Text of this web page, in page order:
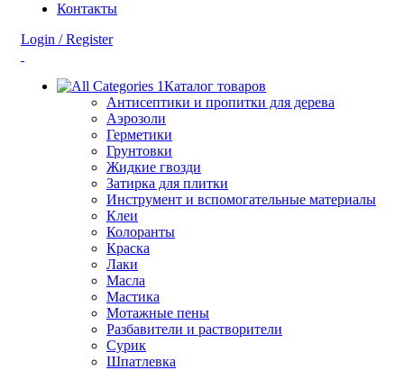
Контакты
Login / Register
Каталог товаров
Антисептики и пропитки для дерева
Аэрозоли
Герметики
Грунтовки
Жидкие гвозди
Затирка для плитки
Инструмент и вспомогательные материалы
Клеи
Колоранты
Краска
Лаки
Масла
Мастика
Мотажные пены
Разбавители и растворители
Сурик
Шпатлевка